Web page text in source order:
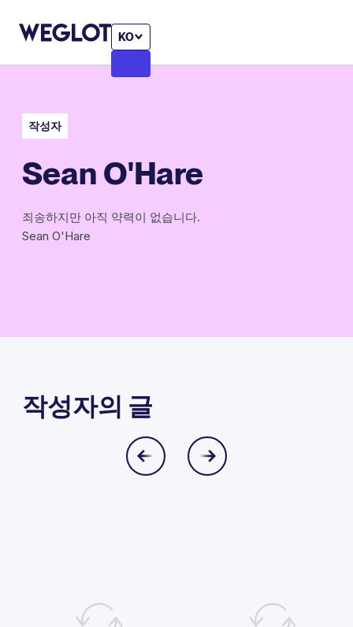
KO
작성자
Sean O'Hare
죄송하지만 아직 약력이 없습니다.
Sean O'Hare
작성자의 글